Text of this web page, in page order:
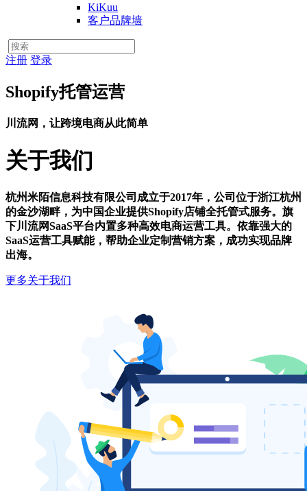
KiKuu
客户品牌墙
注册 登录
Shopify托管运营
川流网，让跨境电商从此简单
关于我们
杭州米陌信息科技有限公司成立于2017年，公司位于浙江杭州
的金沙湖畔，为中国企业提供Shopify店铺全托管式服务。旗
下川流网SaaS平台内置多种高效电商运营工具。依靠强大的
SaaS运营工具赋能，帮助企业定制营销方案，成功实现品牌
出海。
更多关于我们